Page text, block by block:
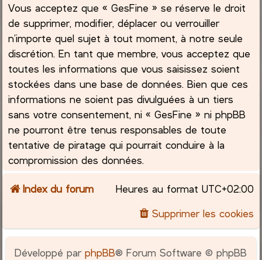
Vous acceptez que « GesFine » se réserve le droit
de supprimer, modifier, déplacer ou verrouiller
n’importe quel sujet à tout moment, à notre seule
discrétion. En tant que membre, vous acceptez que
toutes les informations que vous saisissez soient
stockées dans une base de données. Bien que ces
informations ne soient pas divulguées à un tiers
sans votre consentement, ni « GesFine » ni phpBB
ne pourront être tenus responsables de toute
tentative de piratage qui pourrait conduire à la
compromission des données.
Index du forum Heures au format UTC+02:00
Supprimer les cookies
Développé parphpBB® Forum Software © phpBB